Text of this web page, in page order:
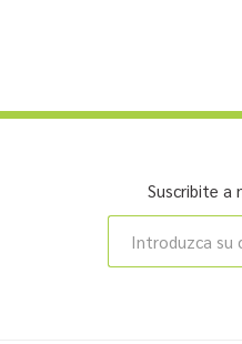
Suscribite a